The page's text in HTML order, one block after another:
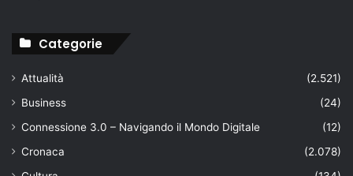
Categorie
Attualità
(2.521)
Business
(24)
Connessione 3.0 – Navigando il Mondo Digitale
(12)
Cronaca
(2.078)